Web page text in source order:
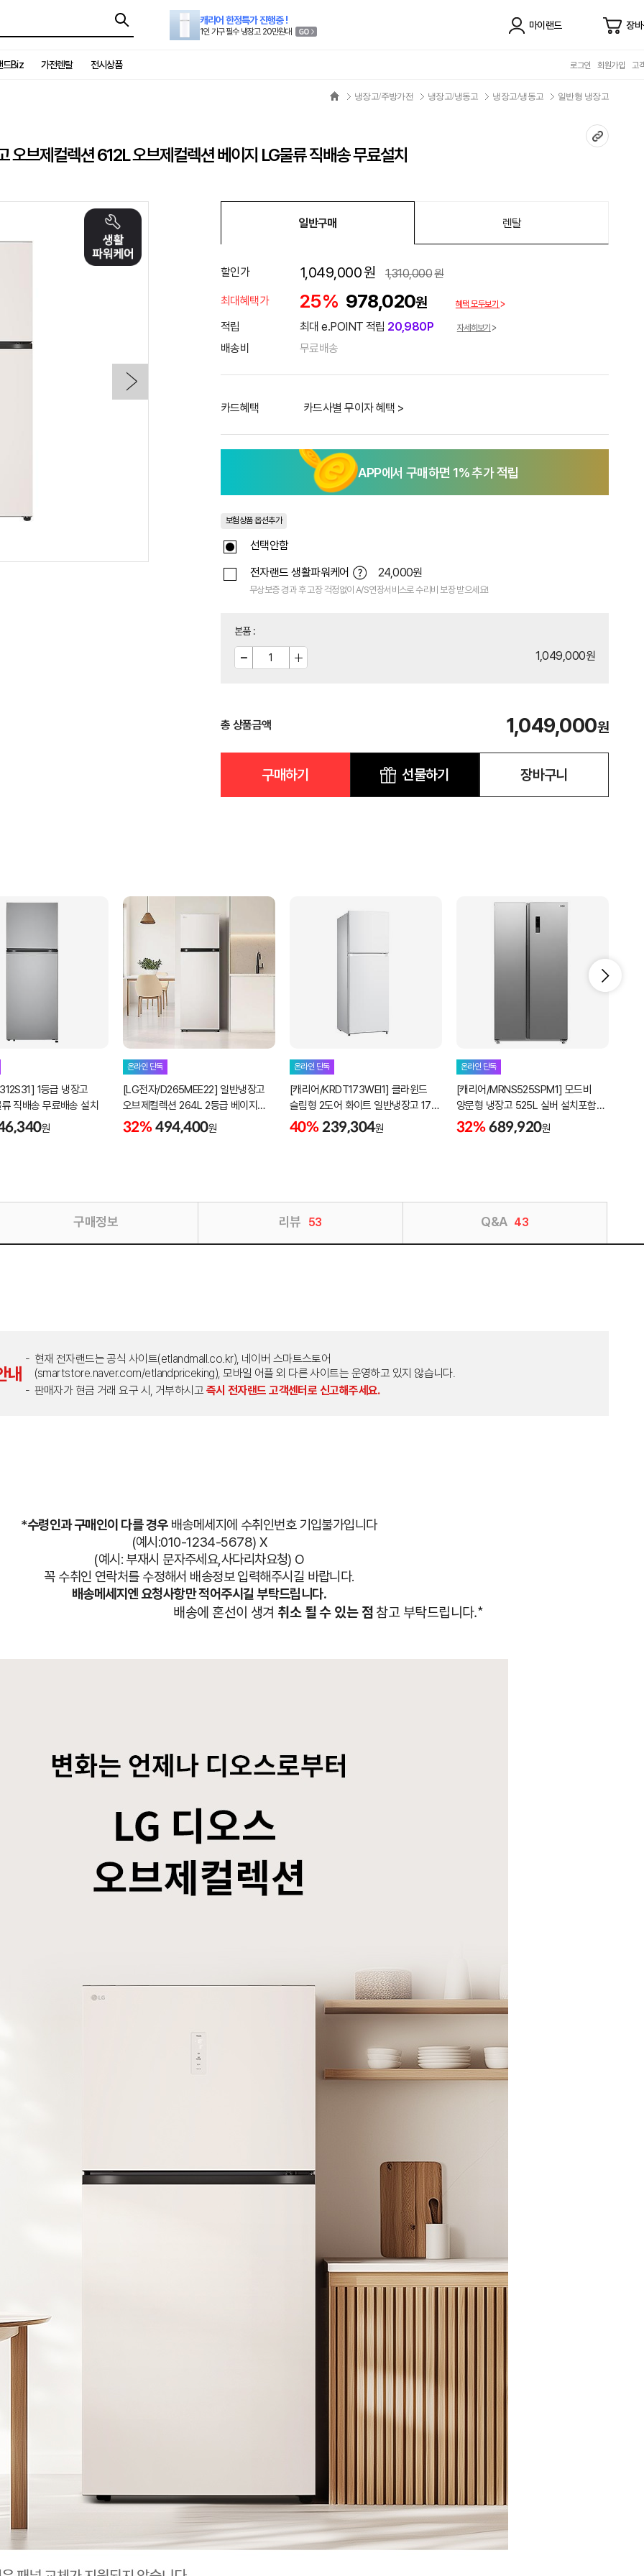
캐리어 한정특가 진행중 !
1인 가구 필수 냉장고 20만원대
마이랜드 장
드Biz 가전렌탈 전시상품 로그인 회원가입 고
냉장고/주방가전 냉장고/냉동고 냉장고/냉동고 일반형 냉장고
브제컬렉션 612L 오브제컬렉션 베이지 LG물류 직배송 무료설치
일반구매 렌탈
할인가 1,049,000원 1,310,000원
최대혜택가
25% 978,020원 혜택 모두보기
적립 최대 e.POINT 적립 20,980P 자세히보기
배송비 무료배송
카드혜택 카드사별 무이자 혜택 >
APP에서 구매하면 1% 추가 적립
보험상품 옵션추가
선택안함
전자랜드 생활파워케어
24,000원
무상보증 경과 후 고장 걱정없이 A/S연장서비스로 수리비 보장 받으세요!
본품:
1,049,000원
총 상품금액 1,049,000원
구매하기 선물하기 장바구니
1등급 냉장고
직배송 무료배송 설치
원
온라인 단독
[LG전자/D265MEE22] 일반냉장고
오브제컬렉션 264L 2등급 베이지
설치포함
32% 494,400원
온라인 단독
[캐리어/KRDT173WEI1] 클라윈드
슬림형 2도어 화이트 일반냉장고 173
설치포함
40% 239,304원
온라인 단독
[캐리어/MRNS525SPM1] 모드비
양문형 냉장고 525L 실버 설치포함
폐가전수거
32% 689,920원
구매정보 리뷰 53 Q&A 43
내
현재 전자랜드는 공식 사이트(etlandmall.co.kr), 네이버 스마트스토어
(smartstore.naver.com/etlandpriceking), 모바일 어플 외 다른 사이트는 운영하고 있지 않습니다.
판매자가 현금 거래 요구 시, 거부하시고 즉시 전자랜드 고객센터로 신고해주세요.
*수령인과 구매인이 다를 경우배송메세지에 수취인번호 기입불가입니다
(예시:010-1234-5678) X
(예시: 부재시 문자주세요,사다리차요청) O
꼭 수취인 연락처를 수정해서 배송정보 입력해주시길 바랍니다.
배송메세지엔 요청사항만 적어주시길 부탁드립니다.
혼선이 생겨 취소 될 수 있는 점참고 부탁드립니다.*